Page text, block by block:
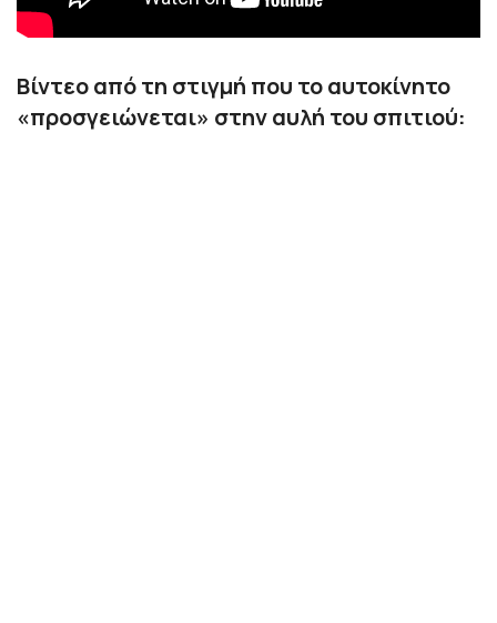
Βίντεο από τη στιγμή που το αυτοκίνητο
«προσγειώνεται» στην αυλή του σπιτιού: